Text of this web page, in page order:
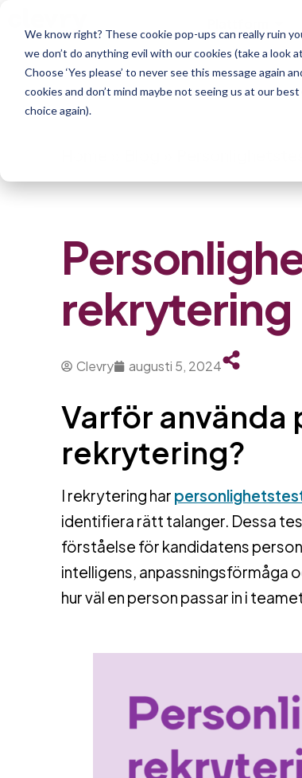
We know right? These cookie pop-ups can really ruin
we don’t do anything evil with our cookies (take a look
Choose ‘Yes please’ to never see this message again
cookies and don’t mind maybe not seeing us at our
choice again).
rekrytering
Clevry augusti 5, 2024
Varför
rekrytering?
I rekrytering har
identifiera rätt talanger. Dessa
förståelse för kandidatens
intelligens, anpassningsförmåga
hur väl en person passar in i